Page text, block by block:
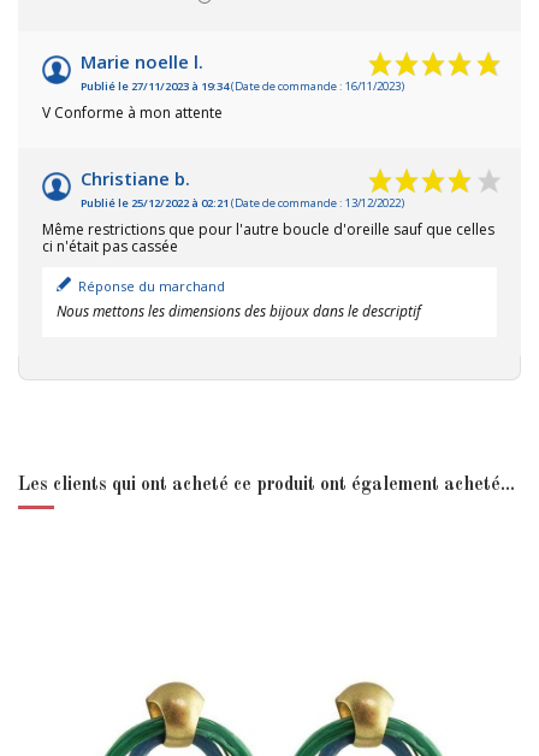
Marie noelle l.
Publié le 27/11/2023 à 19:34(Date de commande : 16/11/2023)
V Conforme à mon attente
Christiane b.
Publié le 25/12/2022 à 02:21 (Date de commande : 13/12/2022)
Même restrictions que pour l'autre boucle d'oreille sauf que celles
ci n'était pas cassée
Réponse du marchand
Nous mettons les dimensions des bijoux dans le descriptif
Les clients qui ont acheté ce produit ont également acheté...